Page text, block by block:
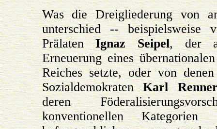
Was die Dreigliederung von
unterschied -- beispielsweise
PrälatenIgnaz Seipel, der
Erneuerung eines
Reiches setzte, oder von
SozialdemokratenKarl
deren
konventionellen Kategorien